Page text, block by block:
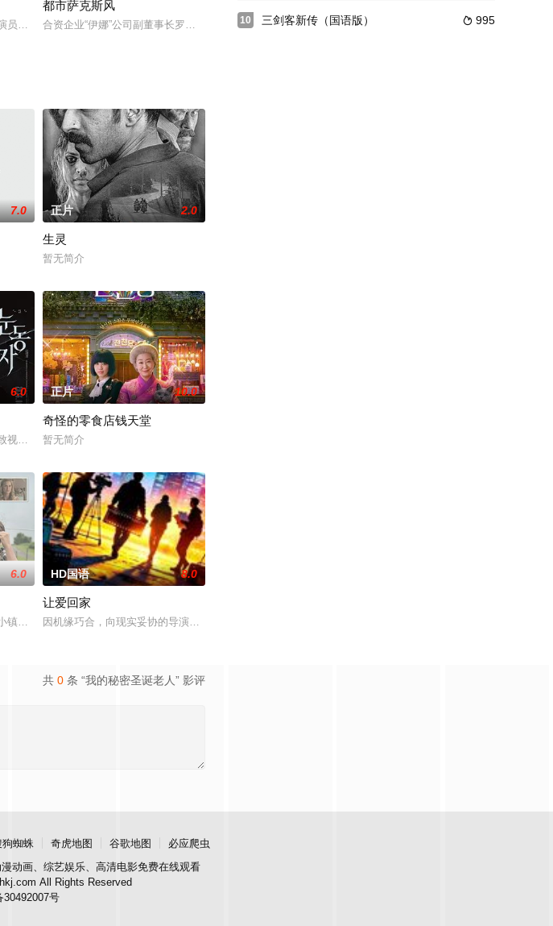
经过
返4个小时上下学。偶然机会中万福发现了
员，由于精湛的演技，登成为了剧院的男一号，给剧院获带来了很大的金钱和名誉就
都市萨克斯风
合资企业“伊娜”公司副董事长罗宁到虹桥机场接儿子罗毅，要儿子去公司当中方副经理，解决中日双方员工的矛
7.0 正片 2.0
生灵
暂无简介
与校草开战，背后搞小动作坑对手又坑队友；
6.0
视力逐渐丧失的摄影师瑞真展开。在面对跨越视力障碍、好不容易成为陶艺家却离奇
正片 10.0
奇怪的零食店钱天堂
暂无简介
连牵引出“婴胎报仇”，“娘娘索命”等一连
6.0
镇的农场，一个怀抱音乐理想的男孩，在追求爱情与理想的道路上历经的艰辛。男主
HD国语 8.0
让爱回家
因机缘巧合，向现实妥协的导演朱达仁萌生拍一部《河南人在北京》电影的念头，在说服主编姚松、老乡韩战
共 0 条 “我的秘密圣诞老人” 影评
10  995
三剑客新传（国语版）
狗蜘蛛 奇虎地图 谷歌地图
必应爬虫
动画、综艺娱乐、高清电影免费在线观看
All Rights Reserved
30492007号